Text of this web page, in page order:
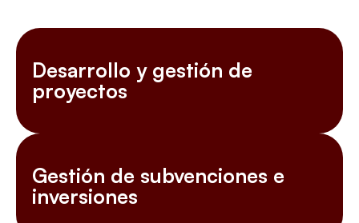
Desarrollo y gestión de
proyectos
Gestión de subvenciones e
inversiones